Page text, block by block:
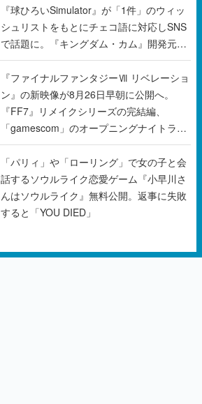
チェコのプロ野球選手から称賛の声
『ファイナルファンタジーⅦ リベレーショ
ン』の新映像が8月26日早朝に公開へ。
『FF7』リメイクシリーズの完結編、
「gamescom」のオープニングナイトライ
ブにてディレクターの浜口直樹氏が登壇す
る予定
「パリィ」や「ローリング」で女の子と会
話するソウルライク恋愛ゲーム『小早川さ
んはソウルライク』無料公開。返事に失敗
すると「YOU DIED」